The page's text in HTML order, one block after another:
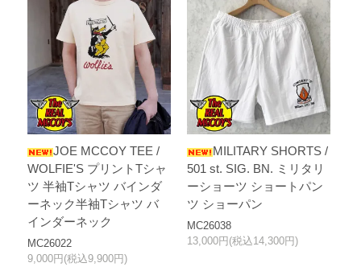
JOE MCCOY TEE /
WOLFIE'S プリントTシャ
ツ 半袖Tシャツ バインダ
ーネック半袖Tシャツ バ
インダーネック
MC26022
9,000円(税込9,900円)
MILITARY SHORTS /
501 st. SIG. BN. ミリタリ
ーショーツ ショートパン
ツ ショーパン
MC26038
13,000円(税込14,300円)